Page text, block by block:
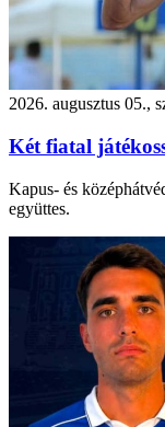
2026. augusztus 05.,
Két fiatal
Kapus- és
együttes.